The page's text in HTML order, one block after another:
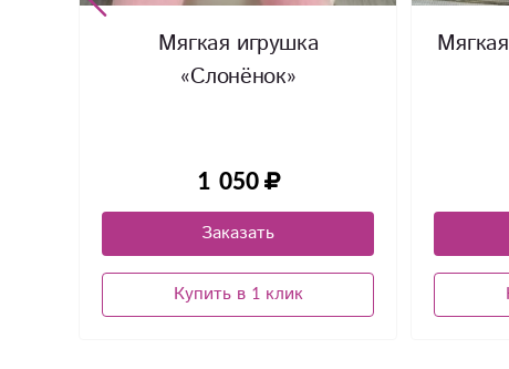
Мягкая игрушка
«Слонёнок»
1 050
Заказать
Купить в 1 клик